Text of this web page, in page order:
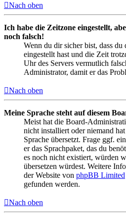
Nach oben
Ich habe die Zeitzone eingestellt,
noch falsch!
Wenn du dir sicher bist, dass
eingestellt hast und die Zeit
Uhr des Servers vermutlich
Administrator, damit er das
Nach oben
Meine Sprache steht auf diesem
Meist hat die Board-
nicht installiert oder niemand
Sprache übersetzt. Frage ggf.
er das Sprachpaket, das du
es noch nicht existiert, würden
übersetzen würdest. Weitere
der Website von phpBB Limited
gefunden werden.
Nach oben